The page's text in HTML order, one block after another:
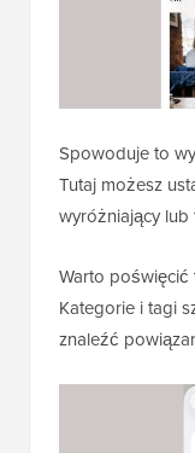
Spowoduje to
Tutaj możesz
wyróżniający
Warto
Kategorie i tagi
znaleźć